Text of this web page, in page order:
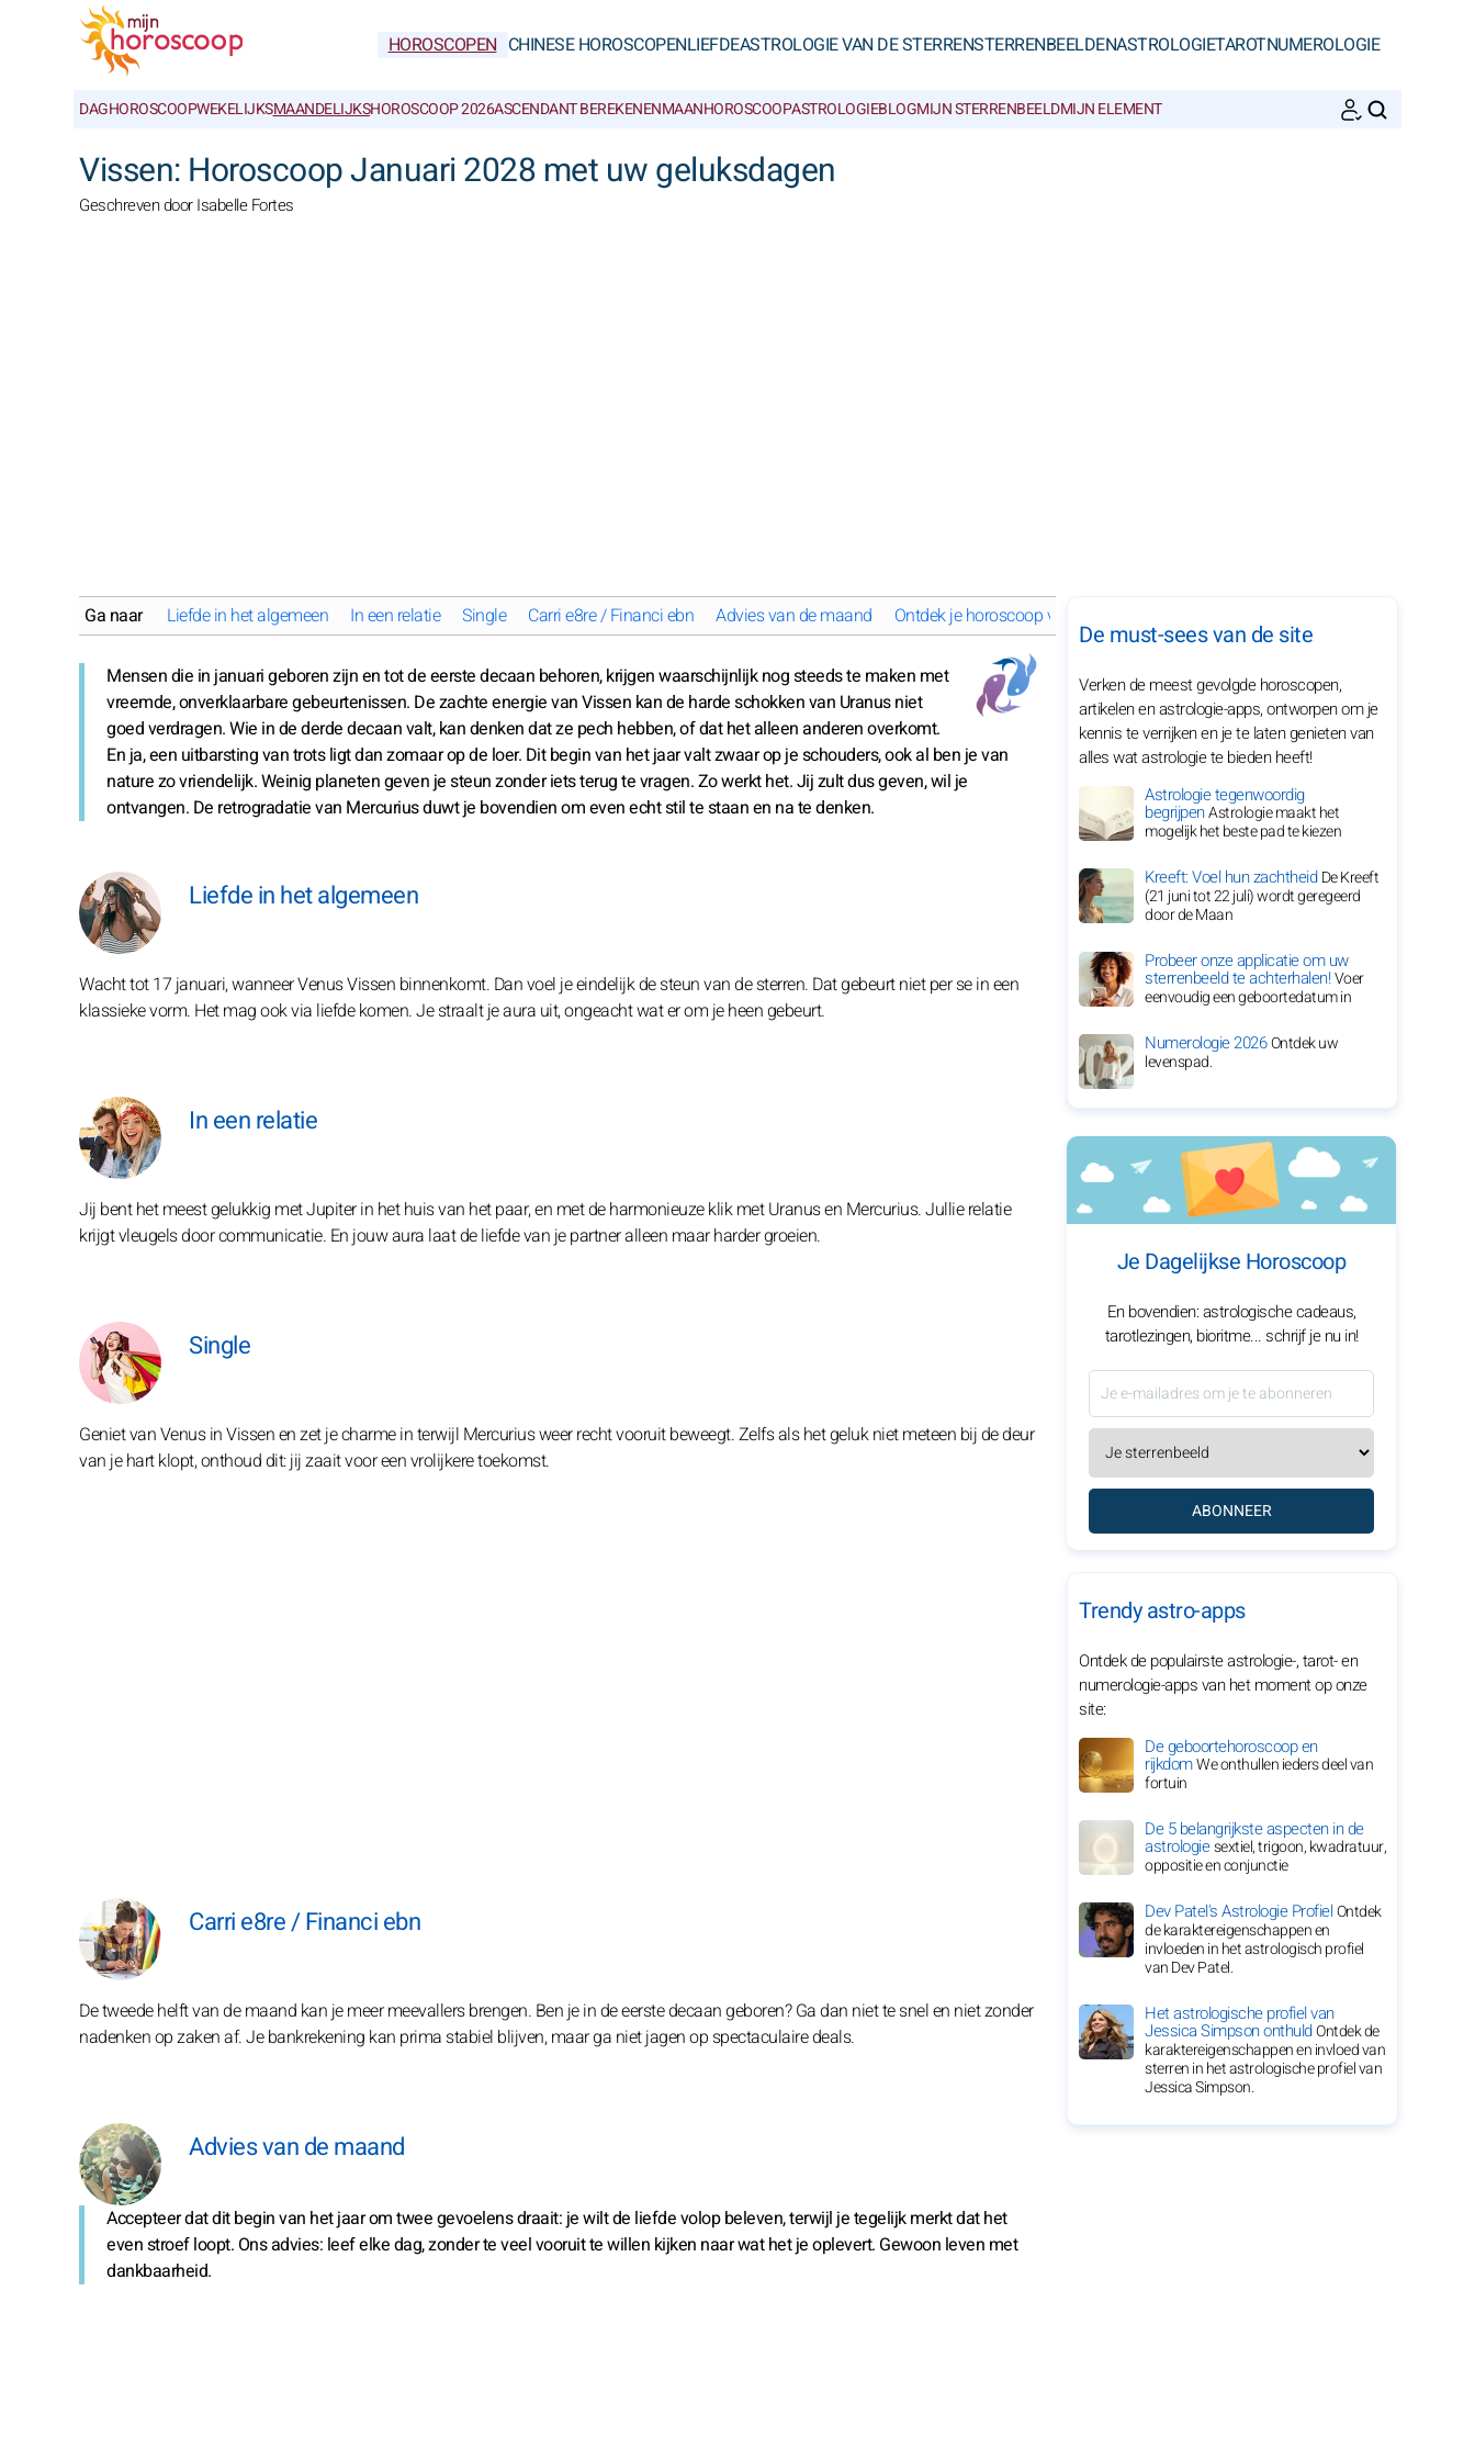
HOROSCOPEN CHINESE HOROSCOPENLIEFDEASTROLOGIE VAN DE STERRENSTERRENBEELDENASTROLOGIETAROTNUMEROLOGIE
DAGHOROSCOOPWEKELIJKSMAANDELIJKSHOROSCOOP 2026ASCENDANT BEREKENENMAANHOROSCOOPASTROLOGIEBLOGMIJN STERRENBEELDMIJN ELEMENT
Vissen: Horoscoop Januari 2028 met uw geluksdagen
Geschreven door Isabelle Fortes
Ga naar Liefde in het algemeen In een relatie Single Carri e8re / Financi ebn Advies van de maand Ontdek je horoscoop van januari 2028 voor je sterrenbeeld
Mensen die in januari geboren zijn en tot de eerste decaan behoren, krijgen waarschijnlijk nog steeds te maken met
vreemde, onverklaarbare gebeurtenissen. De zachte energie van Vissen kan de harde schokken van Uranus niet
goed verdragen. Wie in de derde decaan valt, kan denken dat ze pech hebben, of dat het alleen anderen overkomt.
En ja, een uitbarsting van trots ligt dan zomaar op de loer. Dit begin van het jaar valt zwaar op je schouders, ook al ben je van
nature zo vriendelijk. Weinig planeten geven je steun zonder iets terug te vragen. Zo werkt het. Jij zult dus geven, wil je
ontvangen. De retrogradatie van Mercurius duwt je bovendien om even echt stil te staan en na te denken.
Liefde in het algemeen
Wacht tot 17 januari, wanneer Venus Vissen binnenkomt. Dan voel je eindelijk de steun van de sterren. Dat gebeurt niet per se in een
klassieke vorm. Het mag ook via liefde komen. Je straalt je aura uit, ongeacht wat er om je heen gebeurt.
In een relatie
Jij bent het meest gelukkig met Jupiter in het huis van het paar, en met de harmonieuze klik met Uranus en Mercurius. Jullie relatie
krijgt vleugels door communicatie. En jouw aura laat de liefde van je partner alleen maar harder groeien.
Single
Geniet van Venus in Vissen en zet je charme in terwijl Mercurius weer recht vooruit beweegt. Zelfs als het geluk niet meteen bij de deur
van je hart klopt, onthoud dit: jij zaait voor een vrolijkere toekomst.
Carri e8re / Financi ebn
De tweede helft van de maand kan je meer meevallers brengen. Ben je in de eerste decaan geboren? Ga dan niet te snel en niet zonder
nadenken op zaken af. Je bankrekening kan prima stabiel blijven, maar ga niet jagen op spectaculaire deals.
Advies van de maand
Accepteer dat dit begin van het jaar om twee gevoelens draait: je wilt de liefde volop beleven, terwijl je tegelijk merkt dat het
even stroef loopt. Ons advies: leef elke dag, zonder te veel vooruit te willen kijken naar wat het je oplevert. Gewoon leven met
dankbaarheid.
De must-sees van de site
Verken de meest gevolgde horoscopen,
artikelen en astrologie-apps, ontworpen om je
kennis te verrijken en je te laten genieten van
alles wat astrologie te bieden heeft!
Astrologie tegenwoordig
begrijpenAstrologie maakt het
mogelijk het beste pad te kiezen
Kreeft: Voel hun zachtheidDe Kreeft
(21 juni tot 22 juli) wordt geregeerd
door de Maan
Probeer onze applicatie om uw
sterrenbeeld te achterhalen!Voer
eenvoudig een geboortedatum in
Numerologie 2026Ontdek uw
levenspad.
Je Dagelijkse Horoscoop
En bovendien: astrologische cadeaus,
tarotlezingen, bioritme... schrijf je nu in!
ABONNEER
Trendy astro-apps
Ontdek de populairste astrologie-, tarot- en
numerologie-apps van het moment op onze
site:
De geboortehoroscoop en
rijkdomWe onthullen ieders deel van
fortuin
De 5 belangrijkste aspecten in de
astrologiesextiel, trigoon, kwadratuur,
oppositie en conjunctie
Dev Patel's Astrologie ProfielOntdek
de karaktereigenschappen en
invloeden in het astrologisch profiel
van Dev Patel.
Het astrologische profiel van
Jessica Simpson onthuldOntdek de
karaktereigenschappen en invloed van
sterren in het astrologische profiel van
Jessica Simpson.